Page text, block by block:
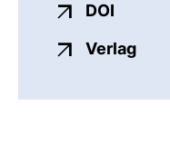
DOI
Verlag